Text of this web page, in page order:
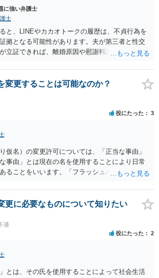
００万円も含めて返済する必要はないと考えら
みについて交渉を続けることがベターかと存じ
に強い弁護士
士
と、LINEやカカオトークの履歴は、不貞行為を
拠となる可能性があります。夫が第三者と性交
立証できれば、離婚原因や慰謝料請求を検討す
るのであれば、その期間や回数が分かる資料は
くことをお勧めいたします。 他方、「夫に不貞
多くもらえる」「当然に親権を取得できる」と
ん。まず、財産分与は、基本的には夫婦が婚姻
算する制度ですので、不貞行為の有無とは別
保険、退職金等の資料を確保しておくことが重
権については、夫婦間の責任問題とは別に、
様の利益になるか」という観点です。そのた
ついて貴方が主として養育しているのであれ
、食事・入浴・寝かしつけ等の日常的な育児、
応、保育園との連絡、夫婦それぞれの勤務状
婚後も父母双方がそれぞれの収入に応じて負担
変更することは可能なのか？
役にたった 3
仮名）の変更許可については、「正当な事由」
事由」とは現在の名を使用することにより日常
ることをいいます。「フラッシュバック」とい
すので、医師の診断書の記載が重要です（医学
もっぱら主観的な主張であるとして変更が許可
書は単に病名の記載では足りず、その症状の発生
当該症状が医学的に裏付けられること、そして
が現在の名を使用していることに関連している
なされているのが望ましい（むしろ必要）でし
記の理由の主張が難しい場合でも、一定期間通
後にいわゆる永年使用を理由とする許可申立て
緩やかに認められます。 氏の変更については、
更に必要なものについて知りたい
通
役にたった 2
とは、その氏を使用することによって社会生活